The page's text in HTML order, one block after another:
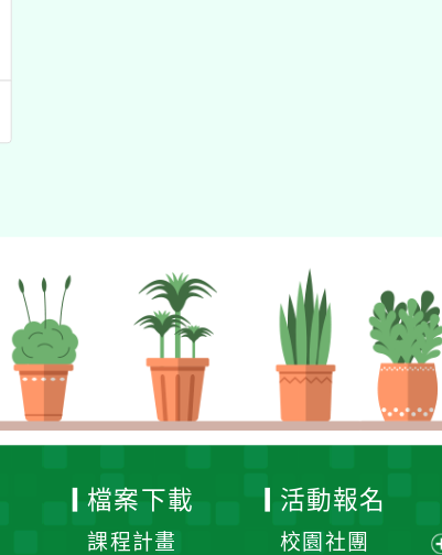
檔案下載
課程計畫
活動報名
校園社團